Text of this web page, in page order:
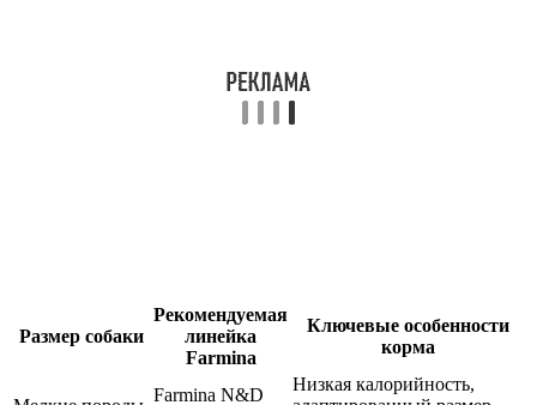
Размер собаки
Рекомендуемая
линейка
Farmina
Ключевые особенности
корма
Farmina N&D
Низкая калорийность,